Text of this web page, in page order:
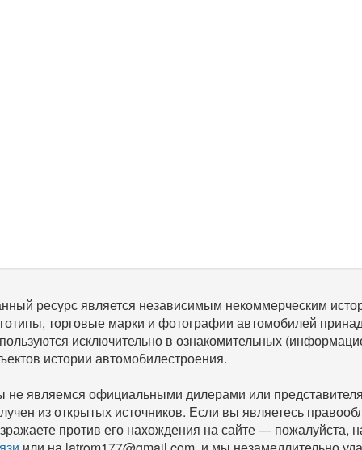
ресурс является независимым некоммерческим
торговые марки и фотографии автомобилей
исключительно в ознакомительных
истории автомобилестроения.
не являемся официальными дилерами или
из открытых источников. Если вы являетесь
против его нахождения на сайте — пожалуйста,